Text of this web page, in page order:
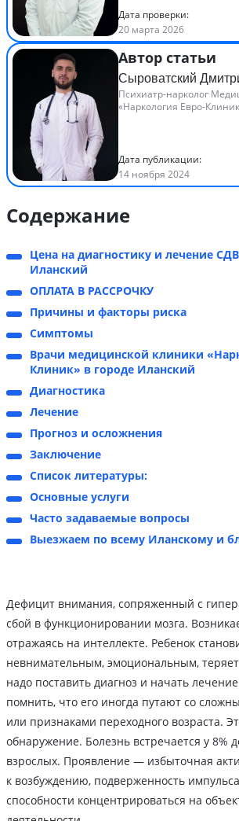
Дата проверки:
20 марта 2026
Автор статьи
Сыроватский
Психиатр-нарколог
«Наркология Евро-
Дата публикации:
14 ноября 2024
Содержание
Цена на диагностику и лечение
Иланский
ОПЛАТА В РАССРОЧКУ
Причины и факторы риска
Симптомы
Врачи медицинской клиники
Клиник» в городе Иланский
Диагностика
Лечение
Прогноз и осложнения
Заключение
Список литературы:
Основные услуги
Часто задаваемые вопросы
Выезжаем по всему Иланскому и
Дефицит внимания, сопряженный с
сбой в функционировании мозга.
отражаясь на интеллекте. Ребенок
невнимательным, эмоциональным,
надо поставить диагноз и начать
помнить, что его иногда путают со
или признаками переходного возраста.
обнаружение. Болезнь встречается у 8%
взрослых. Проявление — избыточная
к возбуждению, подверженность
способности концентрироваться на